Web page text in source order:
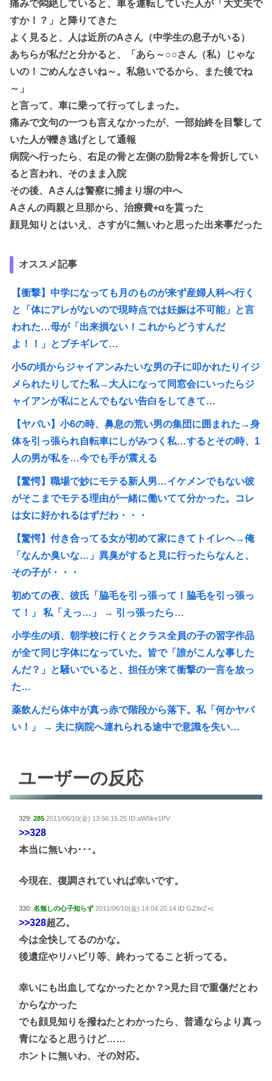
痛みで悶絶していると、車を運転していた人が「大丈夫で
すか！？」と降りてきた
よく見ると、人は近所のAさん（中学生の息子がいる）
あちらが私だと分かると、「あら～○○さん（私）じゃな
いの！ごめんなさいね～。私急いでるから、また後でね
～」
と言って、車に乗って行ってしまった。
痛みで文句の一つも言えなかったが、一部始終を目撃して
いた人が轢き逃げとして通報
病院へ行ったら、右足の骨と左側の肋骨2本を骨折してい
ると言われ、そのまま入院
その後、Aさんは警察に捕まり塀の中へ
Aさんの両親と旦那から、治療費+αを貰った
顔見知りとはいえ、さすがに無いわと思った出来事だった
オススメ記事
【衝撃】中学になっても月のものが来ず産婦人科へ行く
と「体にアレがないので現時点では妊娠は不可能」と言
われた…母が「出来損ない！これからどうすんだ
よ！！」とブチギレて…
小5の頃からジャイアンみたいな男の子に叩かれたりイジ
メられたりしてた私→大人になって同窓会にいったらジ
ャイアンが私にとんでもない告白をしてきて…
【ヤバい】小6の時、鼻息の荒い男の集団に囲まれた→身
体を引っ張られ自転車にしがみつく私…するとその時、1
人の男が私を…今でも手が震える
【驚愕】職場で妙にモテる新人男…イケメンでもない彼
がそこまでモテる理由が一緒に働いてて分かった。コレ
は女に好かれるはずだわ・・・
【驚愕】付き合ってる女が初めて家にきてトイレへ→俺
「なんか臭いな…」異臭がすると見に行ったらなんと、
その子が・・・
初めての夜、彼氏「脇毛を引っ張って！脇毛を引っ張っ
て！」 私「えっ…」 → 引っ張ったら…
小学生の頃、朝学校に行くとクラス全員の子の習字作品
が全て同じ字体になっていた。皆で「誰がこんな事した
んだ？」と騒いでいると、担任が来て衝撃の一言を放っ
た…
薬飲んだら体中が真っ赤で階段から落下。私「何かヤバ
い！」 → 夫に病院へ連れられる途中で意識を失い…
ユーザーの反応
329: 285 2011/06/10(金) 13:56:15.25 ID:aW5ke1PV
>>328
本当に無いわ･･･。
今現在、復調されていれば幸いです。
330: 名無しの心子知らず 2011/06/10(金) 14:04:20.14 ID:GZtlxZ+c
>>328超乙。
今は全快してるのかな。
後遺症やリハビリ等、終わってること祈ってる。
幸いにも出血してなかったとか？>見た目で重傷だとわ
からなかった
でも顔見知りを撥ねたとわかったら、普通ならより真っ
青になると思うけど……
ホントに無いわ、その対応。